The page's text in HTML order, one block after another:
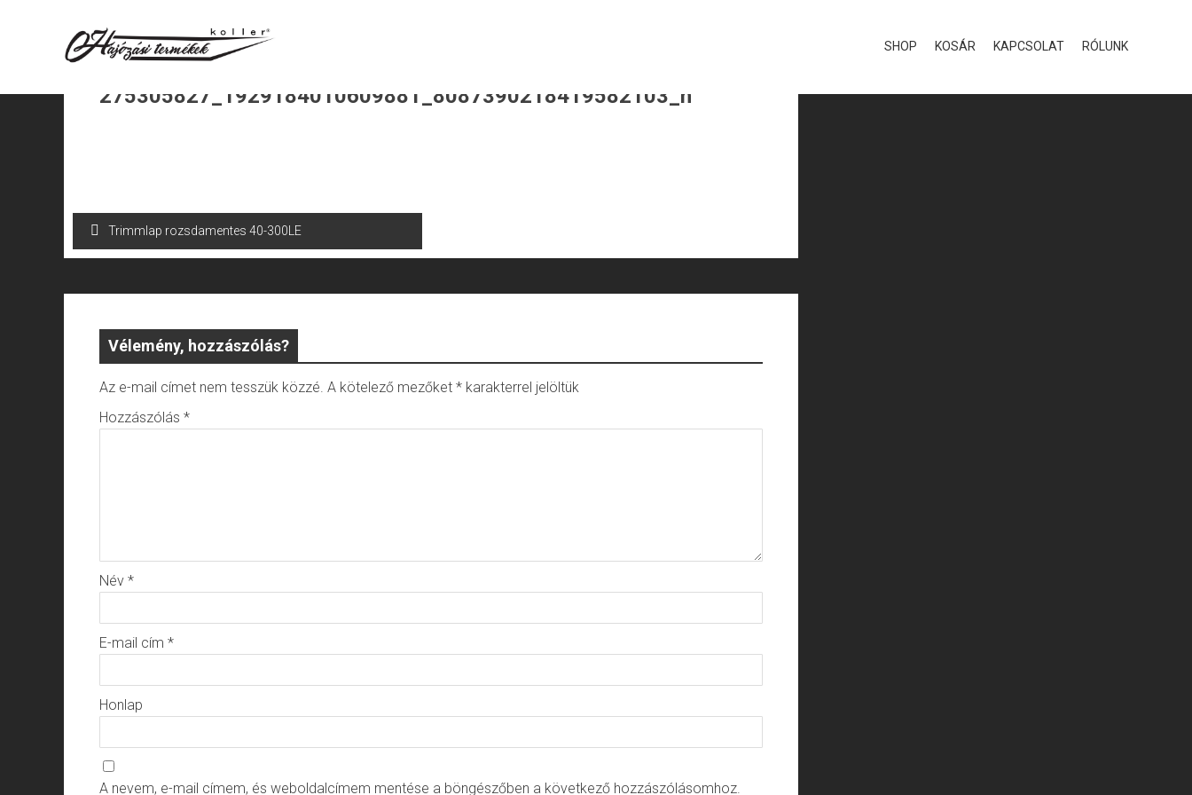
SHOP KOSÁR KAPCSOLAT RÓLUNK
275305827_1929184010609881_8087390218419582103_n
Bejegyzés
navigáció
Trimmlap rozsdamentes 40-300LE
Vélemény, hozzászólás?
Az e-mail címet nem tesszük közzé. A kötelező mezőket * karakterrel jelöltük
Hozzászólás *
Név *
E-mail cím *
Honlap
A nevem, e-mail címem, és weboldalcímem mentése a böngészőben a következő hozzászólásomhoz.